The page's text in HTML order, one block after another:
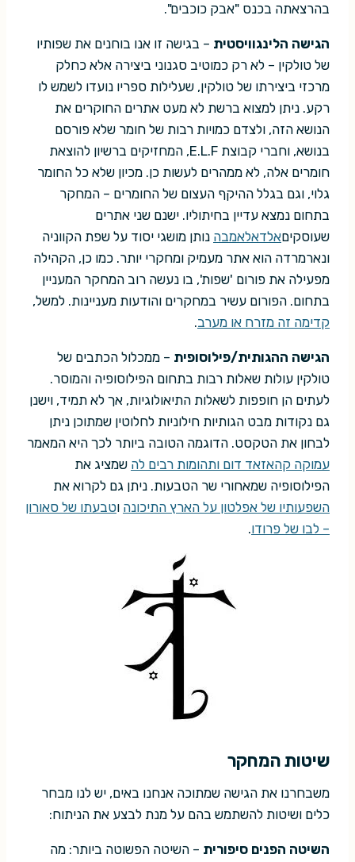
בהרצאתה בכנס "אבק כוכבים".
הגישה הלינגוויסטית – בגישה זו אנו בוחנים את שפותיו
של טולקין – לא רק כמוטיב סגנוני ביצירה אלא כחלק
מרכזי ביצירתו של טולקין, שעלילות ספריו נועדו לשמש לו
רקע. ניתן למצוא ברשת לא מעט אתרים החוקרים את
הנושא הזה, ולצדם כמויות רבות של חומר שלא פורסם
בנושא, וחברי קבוצת E.L.F, המחזיקים ברשיון להוצאת
חומרים אלה, לא ממהרים לעשות כן. מכיון שלא כל החומר
גלוי, וגם בגלל ההיקף העצום של החומרים – המחקר
בתחום נמצא עדיין בחיתוליו. ישנם שני אתרים
שעוסקיםאלדאלאמבה נותן מושגי יסוד על שפת הקווניה
ונארמרדה הוא אתר מעמיק ומחקרי יותר. כמו כן, הקהילה
מפעילה את פורום 'שפות', בו נעשה רוב המחקר המעניין
בתחום. הפורום עשיר במחקרים והודעות מעניינות. למשל,
קדימה זה מזרח או מערב.
הגישה ההגותית/פילוסופית – ממכלול הכתבים של
טולקין עולות שאלות רבות בתחום הפילוסופיה והמוסר.
לעתים הן חופפות לשאלות התיאולוגיות, אך לא תמיד, וישנן
גם נקודות מבט הגותיות חילוניות לחלוטין שמתוכן ניתן
לבחון את הטקסט. הדוגמה הטובה ביותר לכך היא המאמר
עמוקה קהאזאד דום ותהומות רבים לה שמציג את
הפילוסופיה שמאחורי שר הטבעות. ניתן גם לקרוא את
השפעותיו של אפלטון על הארץ התיכונה וטבעתו של סאורון
– לבו של פרודו.
שיטות המחקר
משבחרנו את הגישה שמתוכה אנחנו באים, יש לנו מבחר
כלים ושיטות להשתמש בהם על מנת לבצע את הניתוח:
השיטה הפנים סיפורית – השיטה הפשוטה ביותר: מה